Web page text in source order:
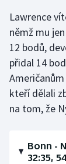
Short track
Sportovní
Stolní
Lawrence
němž mu
12 bodů,
přidal 14
kteří dělali
na tom, že
Bonn -
32:35,